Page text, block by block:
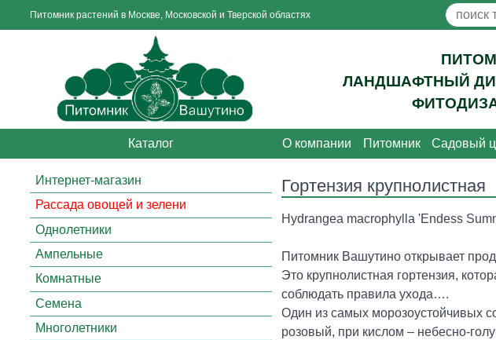
Питомник растений в Москве, Московской и Тверской областях
ЛАНДШАФТНЫЙ
Каталог О компании Питомник Садовый
Интернет-магазин
Рассада овощей и зелени
Однолетники
Ампельные
Комнатные
Семена
Многолетники
Гортензия крупнолистная
Hydrangea macrophylla 'Endess
Питомник Вашутино открывает
Это крупнолистная гортензия,
соблюдать правила ухода….
Один из самых морозоустойчивых
розовый, при кислом – небесно-